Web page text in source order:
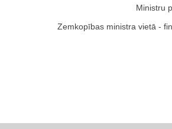
Ministru
Zemkopības ministra vietā -